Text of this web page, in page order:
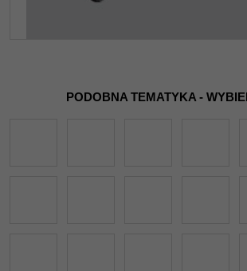
PODOBNA TEMATYKA -